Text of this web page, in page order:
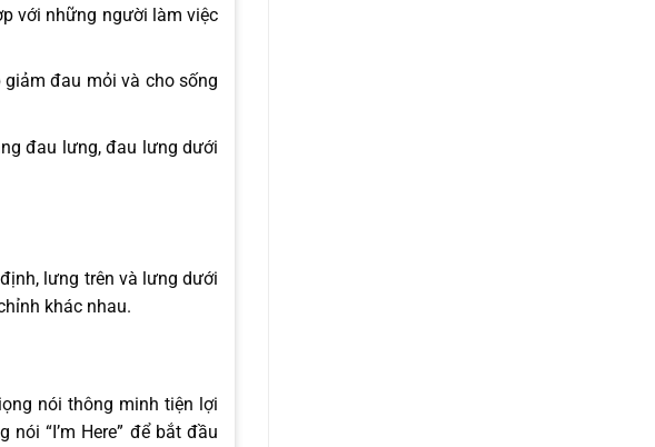
với những người làm việc
đau mỏi và cho sống
đau lưng, đau lưng dưới
lưng trên và lưng dưới
khác nhau.
nói thông minh tiện lợi
“I’m Here” để bắt đầu